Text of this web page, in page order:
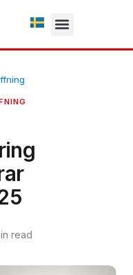
read